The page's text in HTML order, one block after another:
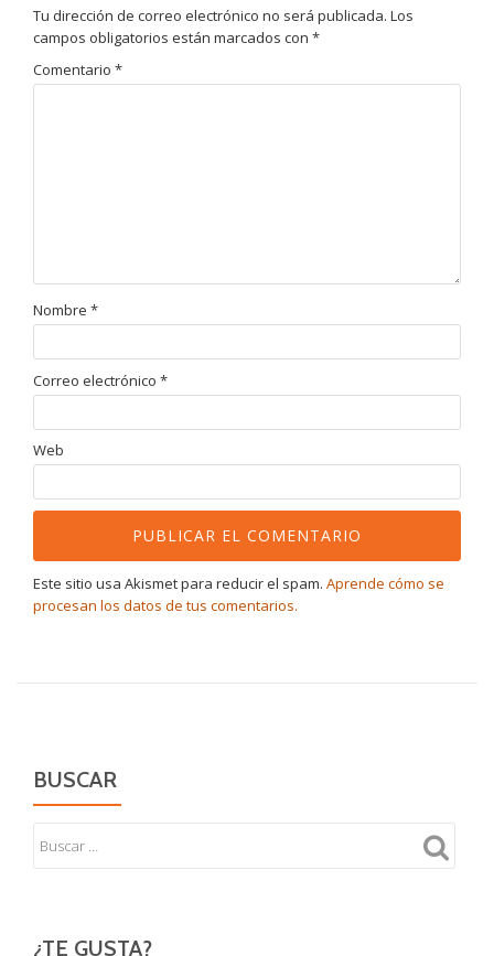
Tu dirección de correo electrónico no será publicada. Los
campos obligatorios están marcados con *
Comentario *
Nombre *
Correo electrónico *
Web
Este sitio usa Akismet para reducir el spam. Aprende cómo se
procesan los datos de tus comentarios.
BUSCAR
¿TE GUSTA?